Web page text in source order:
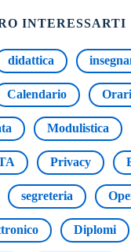
INTERESSARTI
didattica
Calendario
Modulistica
Privacy
segreteria
Diplomi